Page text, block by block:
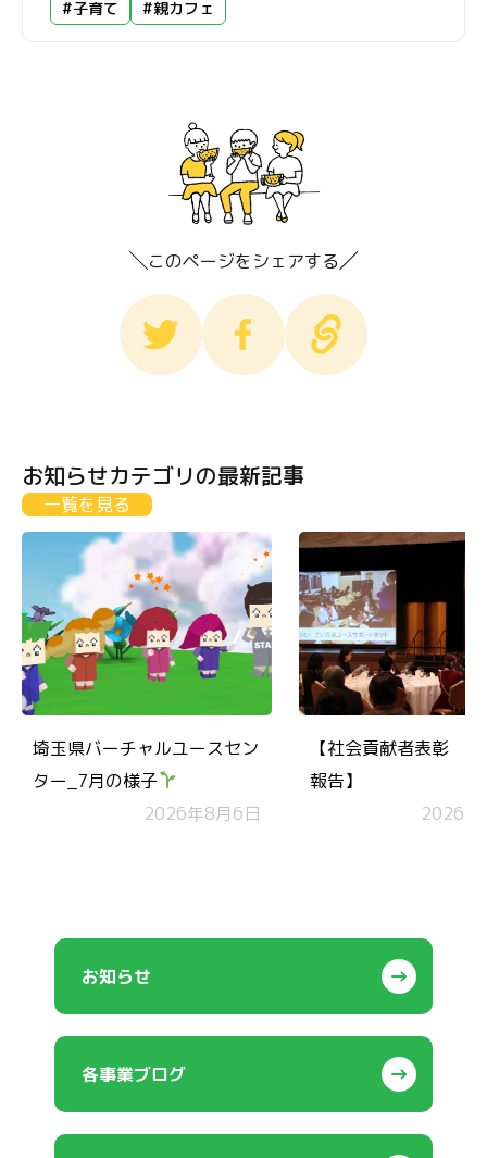
#子育て #親カフェ
このページをシェアする
お知らせカテゴリの最新記事
一覧を見る
埼玉県バーチャルユースセン
ター_7月の様子
2026年8月6日
【社会貢献者表彰
報告】
2026年
お知らせ
各事業ブログ